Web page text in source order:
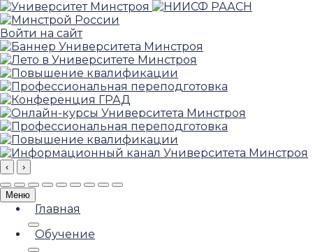
Войти на сайт
‹ ›
Меню
Главная
Обучение